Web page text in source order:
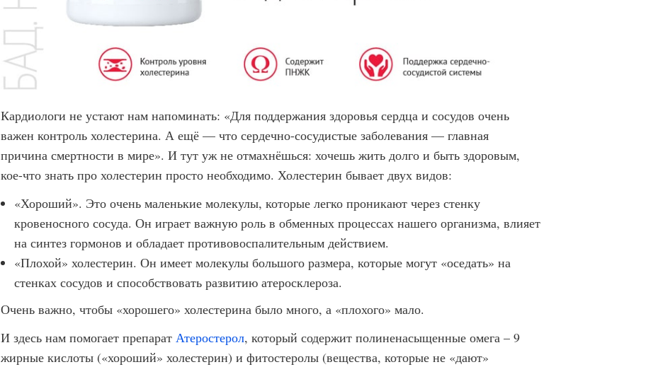
Кардиологи не устают нам напоминать: «Для поддержания здоровья сердца и сосудов очень
важен контроль холестерина. А ещё — что сердечно-сосудистые заболевания — главная
причина смертности в мире». И тут уж не отмахнёшься: хочешь жить долго и быть здоровым,
кое-что знать про холестерин просто необходимо. Холестерин бывает двух видов:
«Хороший». Это очень маленькие молекулы, которые легко проникают через стенку
кровеносного сосуда. Он играет важную роль в обменных процессах нашего организма, влияет
на синтез гормонов и обладает противовоспалительным действием.
«Плохой» холестерин. Он имеет молекулы большого размера, которые могут «оседать» на
стенках сосудов и способствовать развитию атеросклероза.
Очень важно, чтобы «хорошего» холестерина было много, а «плохого» мало.
И здесь нам помогает препарат Атеростерол, который содержит полиненасыщенные омега – 9
жирные кислоты («хороший» холестерин) и фитостеролы (вещества, которые не «дают»